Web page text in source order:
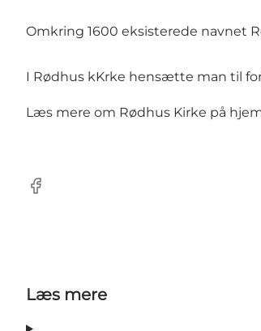
Omkring 1600 eksisterede navnet
I Rødhus kKrke hensætte man til
Læs mere om Rødhus Kirke på
Facebook
Læs mere